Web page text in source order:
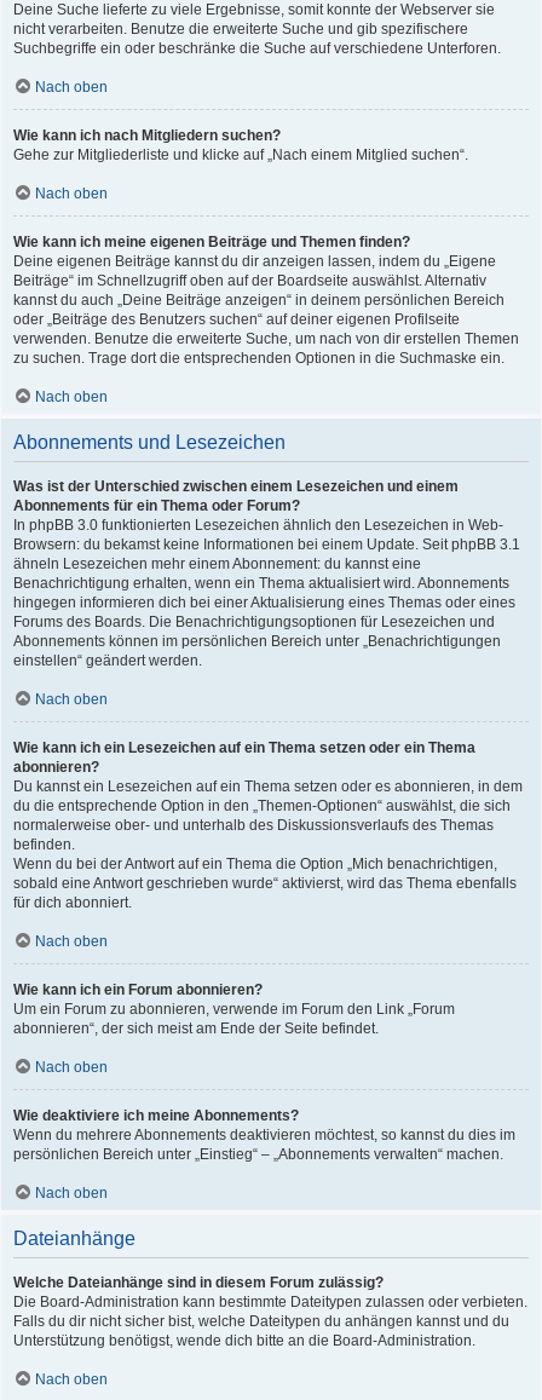
Deine Suche lieferte zu viele Ergebnisse, somit konnte der Webserver sie
nicht verarbeiten. Benutze die erweiterte Suche und gib spezifischere
Suchbegriffe ein oder beschränke die Suche auf verschiedene Unterforen.
Nach oben
Wie kann ich nach Mitgliedern suchen?
Gehe zur Mitgliederliste und klicke auf „Nach einem Mitglied suchen“.
Nach oben
Wie kann ich meine eigenen Beiträge und Themen finden?
Deine eigenen Beiträge kannst du dir anzeigen lassen, indem du „Eigene
Beiträge“ im Schnellzugriff oben auf der Boardseite auswählst. Alternativ
kannst du auch „Deine Beiträge anzeigen“ in deinem persönlichen Bereich
oder „Beiträge des Benutzers suchen“ auf deiner eigenen Profilseite
verwenden. Benutze die erweiterte Suche, um nach von dir erstellen Themen
zu suchen. Trage dort die entsprechenden Optionen in die Suchmaske ein.
Nach oben
Abonnements und Lesezeichen
Was ist der Unterschied zwischen einem Lesezeichen und einem
Abonnements für ein Thema oder Forum?
In phpBB 3.0 funktionierten Lesezeichen ähnlich den Lesezeichen in Web-
Browsern: du bekamst keine Informationen bei einem Update. Seit phpBB 3.1
ähneln Lesezeichen mehr einem Abonnement: du kannst eine
Benachrichtigung erhalten, wenn ein Thema aktualisiert wird. Abonnements
hingegen informieren dich bei einer Aktualisierung eines Themas oder eines
Forums des Boards. Die Benachrichtigungsoptionen für Lesezeichen und
Abonnements können im persönlichen Bereich unter „Benachrichtigungen
einstellen“ geändert werden.
Nach oben
Wie kann ich ein Lesezeichen auf ein Thema setzen oder ein Thema
abonnieren?
Du kannst ein Lesezeichen auf ein Thema setzen oder es abonnieren, in dem
du die entsprechende Option in den „Themen-Optionen“ auswählst, die sich
normalerweise ober- und unterhalb des Diskussionsverlaufs des Themas
befinden.
Wenn du bei der Antwort auf ein Thema die Option „Mich benachrichtigen,
sobald eine Antwort geschrieben wurde“ aktivierst, wird das Thema ebenfalls
für dich abonniert.
Nach oben
Wie kann ich ein Forum abonnieren?
Um ein Forum zu abonnieren, verwende im Forum den Link „Forum
abonnieren“, der sich meist am Ende der Seite befindet.
Nach oben
Wie deaktiviere ich meine Abonnements?
Wenn du mehrere Abonnements deaktivieren möchtest, so kannst du dies im
persönlichen Bereich unter „Einstieg“ – „Abonnements verwalten“ machen.
Nach oben
Dateianhänge
Welche Dateianhänge sind in diesem Forum zulässig?
Die Board-Administration kann bestimmte Dateitypen zulassen oder verbieten.
Falls du dir nicht sicher bist, welche Dateitypen du anhängen kannst und du
Unterstützung benötigst, wende dich bitte an die Board-Administration.
Nach oben